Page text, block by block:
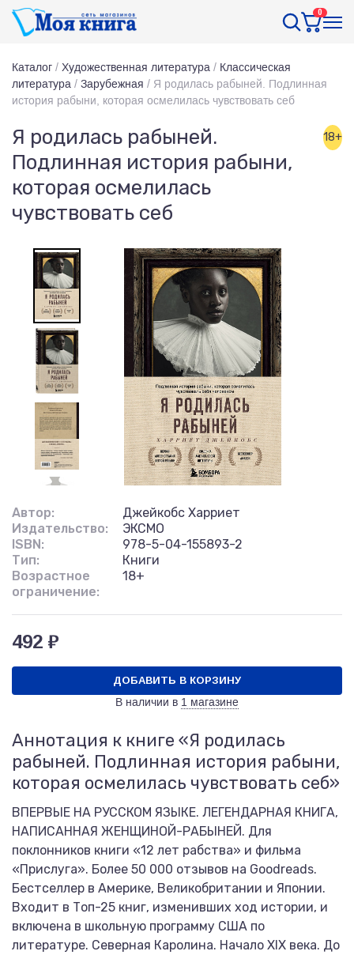
0
Каталог / Художественная литература / Классическая
литература / Зарубежная / Я родилась рабыней. Подлинная
история рабыни, которая осмелилась чувствовать себ
Я родилась рабыней.
Подлинная история рабыни,
которая осмелилась
чувствовать себ
18+
Автор:
Джейкобс Харриет
Издательство:
ЭКСМО
ISBN:
978-5-04-155893-2
Тип:
Книги
Возрастное
ограничение:
18+
492 ₽
ДОБАВИТЬ В КОРЗИНУ
В наличии в 1 магазине
Аннотация к книге «Я родилась
рабыней. Подлинная история рабыни,
которая осмелилась чувствовать себ»
ВПЕРВЫЕ НА РУССКОМ ЯЗЫКЕ. ЛЕГЕНДАРНАЯ КНИГА,
НАПИСАННАЯ ЖЕНЩИНОЙ-РАБЫНЕЙ. Для
поклонников книги «12 лет рабства» и фильма
«Прислуга». Более 50 000 отзывов на Goodreads.
Бестселлер в Америке, Великобритании и Японии.
Входит в Топ-25 книг, изменивших ход истории, и
включена в школьную программу США по
литературе. Северная Каролина. Начало XIX века. До